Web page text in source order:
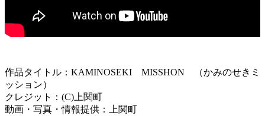
作品タイトル：KAMINOSEKI MISSHON （かみのせきミ
ッション）
クレジット：(C)上関町
動画・写真・情報提供：上関町